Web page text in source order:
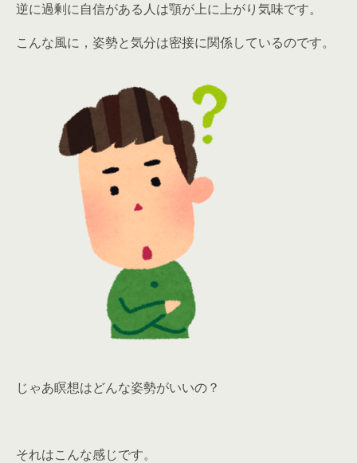
逆に過剰に自信がある人は顎が上に上がり気味です。
こんな風に，姿勢と気分は密接に関係しているのです。
じゃあ瞑想はどんな姿勢がいいの？
それはこんな感じです。